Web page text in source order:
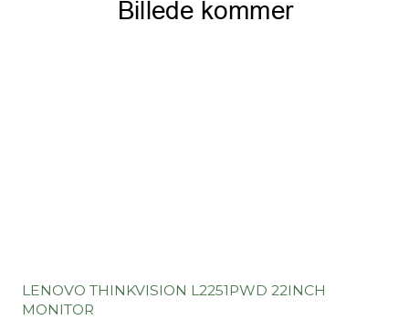
LENOVO THINKVISION L2251PWD 22INCH
MONITOR